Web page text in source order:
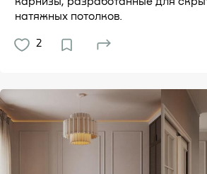
натяжных потолков.
2